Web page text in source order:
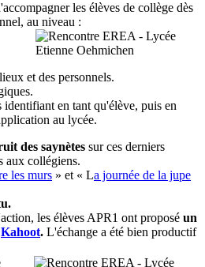
les élèves de collège dès
au niveau :
et des personnels.
identifiant en tant qu'élève, puis en
au lycée.
des saynètes sur ces derniers
aux collégiens.
les murs » et « La journée de la jupe
les élèves APR1 ont proposé un
Kahoot. L'échange a été bien productif